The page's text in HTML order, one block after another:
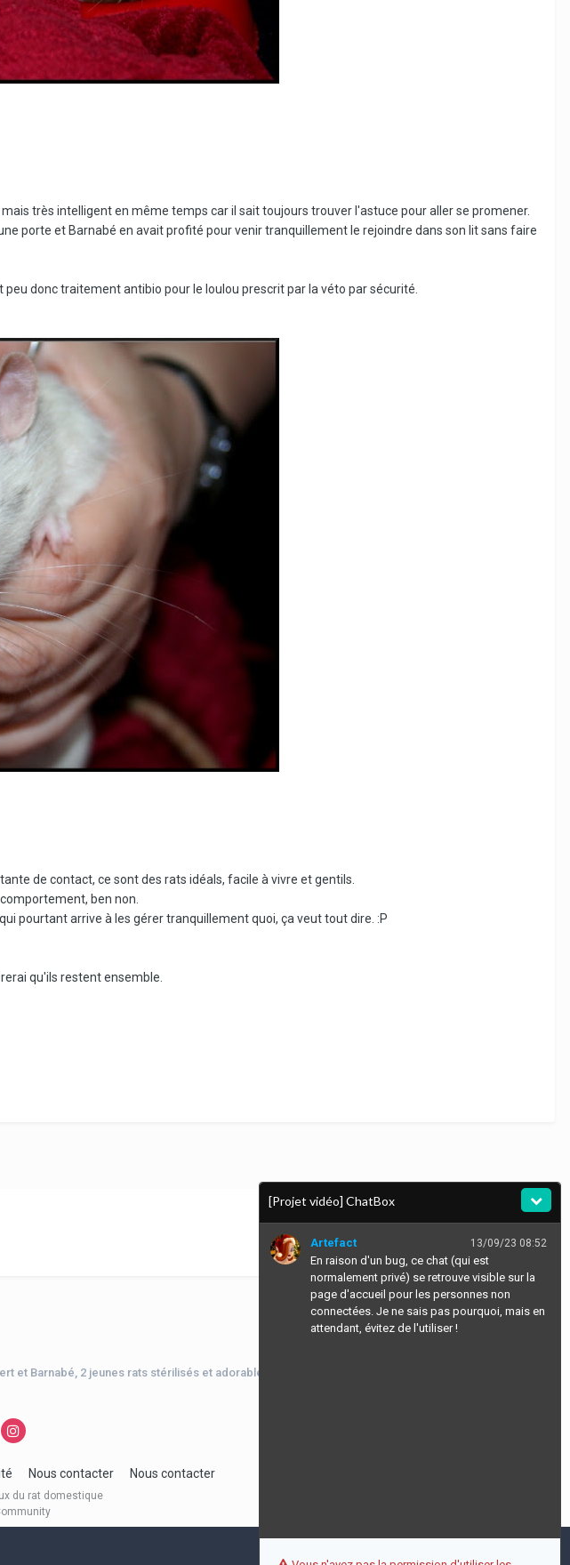
très intelligent en même temps car il sait toujours trouver l'astuce pour aller se promener.
porte et Barnabé en avait profité pour venir tranquillement le rejoindre dans son lit sans faire
donc traitement antibio pour le loulou prescrit par la véto par sécurité.
de contact, ce sont des rats idéals, facile à vivre et gentils.
ben non.
pourtant arrive à les gérer tranquillement quoi, ça veut tout dire. :P
qu'ils restent ensemble.
et Barnabé, 2 jeunes rats stérilisés et adorables à l'adoption.
[Projet vidéo] ChatBox
Artefact 13/09/23 08:52
En raison d'un bug, ce chat (qui est
normalement privé) se retrouve visible sur la
page d'accueil pour les personnes non
connectées. Je ne sais pas pourquoi, mais en
attendant, évitez de l'utiliser !
Nous contacter Nous contacter
du rat domestique